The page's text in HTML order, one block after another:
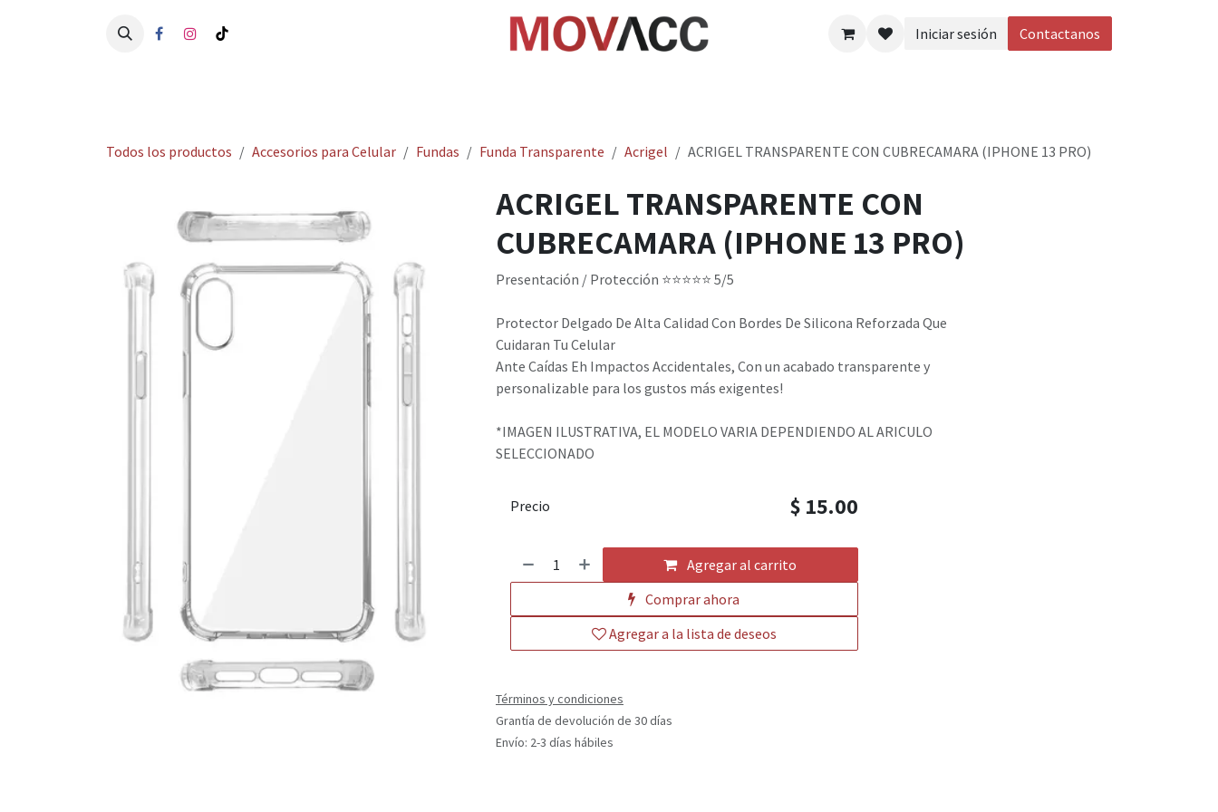
Iniciar sesión
Contactanos
Todos los productos Accesorios para Celular Fundas Funda Transparente Acrigel ACRIGEL TRANSPARENTE CON CUBRECAMARA (IPHONE 13 PRO)
ACRIGEL TRANSPARENTE CON
CUBRECAMARA (IPHONE 13 PRO)
Presentación / Protección ​⭐⭐⭐⭐⭐ 5/5 ​
Protector Delgado De Alta Calidad Con Bordes De Silicona Reforzada Que
Cuidaran Tu Celular
Ante Caídas Eh Impactos Accidentales, Con un acabado transparente y
personalizable para los gustos más exigentes!
*IMAGEN ILUSTRATIVA, EL MODELO VARIA DEPENDIENDO AL ARICULO
SELECCIONADO
Agregar al carrito
Comprar ahora
Agregar a la lista de deseos
Precio $ 15.00
Términos y condiciones
Grantía de devolución de 30 días
Envío: 2-3 días hábiles